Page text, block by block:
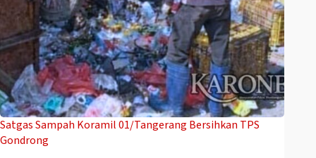
Satgas Sampah Koramil 01/Tangerang Bersihkan TPS
Gondrong